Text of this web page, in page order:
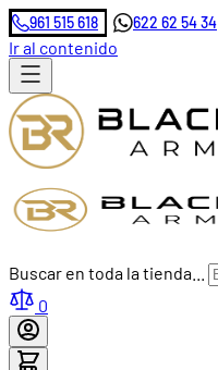
961 515 618 622 62 54 34
Ir al contenido
Buscar en toda la tienda...
0